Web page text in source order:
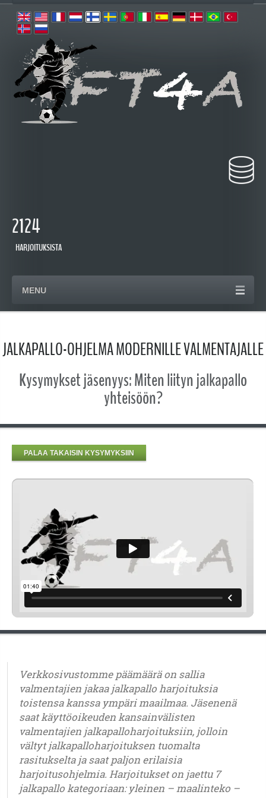
2124
HARJOITUKSISTA
MENU
JALKAPALLO-OHJELMA MODERNILLE VALMENTAJALLE
Kysymykset jäsenyys: Miten liityn jalkapallo
yhteisöön?
PALAA TAKAISIN KYSYMYKSIIN
Verkkosivustomme päämäärä on sallia
valmentajien jakaa jalkapallo harjoituksia
toistensa kanssa ympäri maailmaa. Jäsenenä
saat käyttöoikeuden kansainvälisten
valmentajien jalkapalloharjoituksiin, jolloin
vältyt jalkapalloharjoituksen tuomalta
rasitukselta ja saat paljon erilaisia
harjoitusohjelmia. Harjoitukset on jaettu 7
jalkapallo kategoriaan: yleinen – maalinteko –